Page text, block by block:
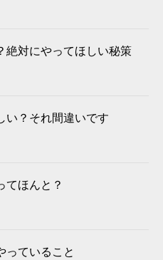
絶対にやってほしい秘策
い？それ間違いです
てほんと？
っていること